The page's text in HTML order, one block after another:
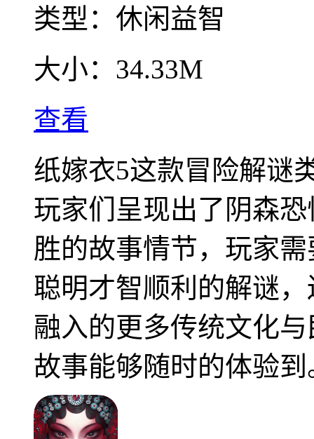
类型： 休闲益智
大小： 34.33M
查看
纸嫁衣5这款冒险解谜
玩家们呈现出了阴森
胜的故事情节，玩家
聪明才智顺利的解谜
融入的更多传统文化
故事能够随时的体验到